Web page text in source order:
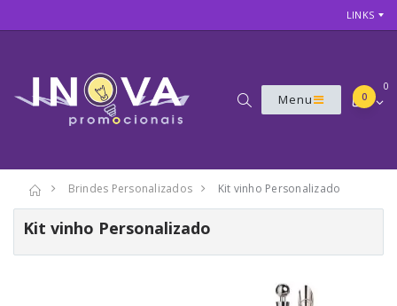
LINKS
Menu
0
0
Brindes Personalizados Kit vinho Personalizado
Kit vinho Personalizado